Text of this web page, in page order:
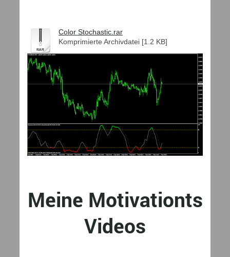
Color Stochastic.rar
Komprimierte Archivdatei [1.2 KB]
Meine Motivationts
Videos